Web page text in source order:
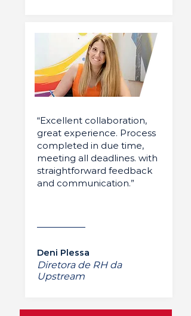
“Excellent collaboration,
great experience. Process
completed in due time,
meeting all deadlines. with
straightforward feedback
and communication.”
Deni Plessa
Diretora de RH da
Upstream